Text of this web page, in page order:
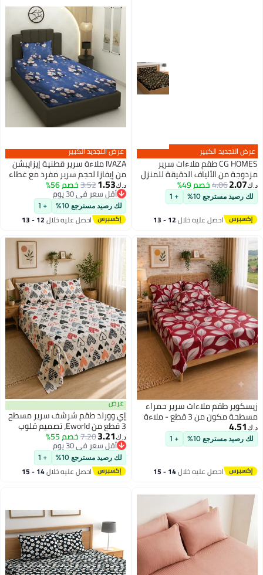
عرض التجديد الكبير
CG HOMES طقم ملاءات سرير
مزدوجة من الألياف الدقيقة للمنزل
د.ك‏2.07
4.06خصم 49%
لك رصيد مسترجع 10% + 1
احصل عليه خلال 12 - 13
عرض التجديد الكبير
IVAZA ملاءة سرير قطنية إيزايبشن
من إيفازا لحجم سرير مفرد مع غطاء
وسادة واحد - تصميم زهور زرقاء
داكنة
د.ك‏1.53
3.52خصم 56%
أقل سعر في 30 يوم
أقل سعر في 30 يوم
لك رصيد مسترجع 10% + 1
احصل عليه خلال 12 - 13
زيسكوير طقم ملاءات سرير حمراء
مسطحة مكون من 3 قطع - ملاءة
سرير فاخرة بتصميم ورقة شجر على
شكل خلية نحل مصنوعة من القطن
بنسبة 100%، تتضمن ملاءة مسطحة
مفروشات ناعم وجيد التهوية بوزن
125 جرامًا للمتر المربع، مناسب
لأسرة كينج وكوين وسينجلد.
د.ك‏4.51
لك رصيد مسترجع 10% + 1
احصل عليه خلال 14 - 15
11
عرض
إي وورلد طقم شرشف سرير مسطح
3 قطع من Eworld، تصميم قلوب
شرشف مسطح + 2 غطاء وسادة –
متوفر بمقاسات كينج، كوين،
وسينجل
د.ك‏3.21
7.20خصم 55%
أقل سعر في 30 يوم
أقل سعر في 30 يوم
لك رصيد مسترجع 10% + 1
احصل عليه خلال 14 - 15